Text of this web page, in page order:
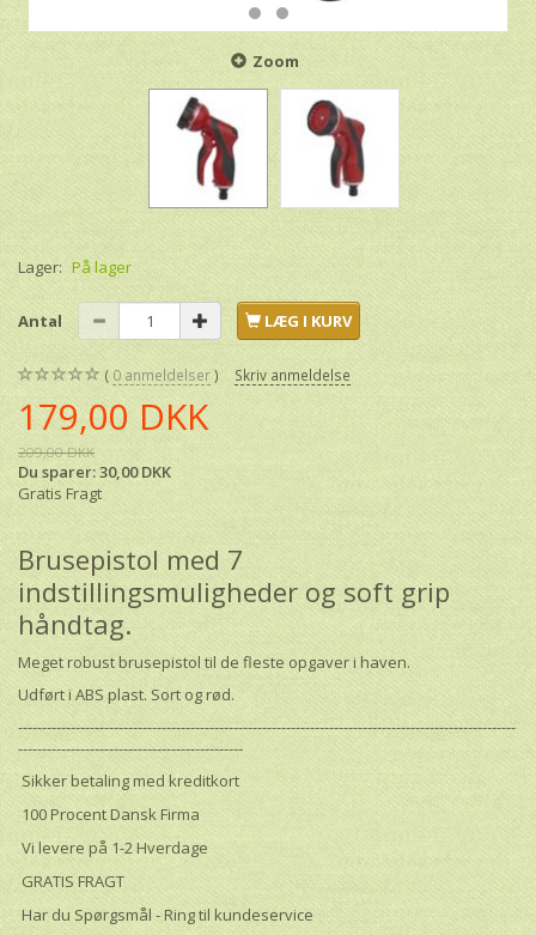
Zoom
Lager: På lager
Antal LÆG I KURV
0 anmeldelser Skriv anmeldelse
179,00 DKK
209,00 DKK
Du sparer:30,00 DKK
Gratis Fragt
Brusepistol med 7
indstillingsmuligheder og soft grip
håndtag.
Meget robust brusepistol til de fleste opgaver i haven.
Udført i ABS plast. Sort og rød.
--------------------------------------------------------------------------------------------------------
-----------------------------------------------
Sikker betaling med kreditkort
100 Procent Dansk Firma
Vi levere på 1-2 Hverdage
GRATIS FRAGT
Har du Spørgsmål - Ring til kundeservice